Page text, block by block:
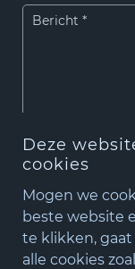
Deze
cookies
Mogen we
beste website
te klikken,
alle cookies
+31(0)348 -
Verzenden
Algemene